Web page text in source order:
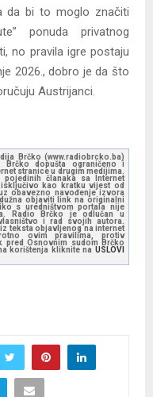
da bi to moglo značiti
ponuda privatnog
no pravila igre postaju
2026., dobro je da što
Austrijanci.
Brčko (www.radiobrcko.ba)
dopušta ograničeno i
stranice u drugim medijima.
članaka sa Internet
isključivo kao kratku vijest od
obavezno navođenje izvora
objaviti link na originalni
s uredništvom portala nije
Radio Brčko je odlučan u
i rad svojih autora.
teksta objavljenog na internet
ovim pravilima, protiv
pred Osnovnim sudom Brčko
korištenja kliknite na USLOVI